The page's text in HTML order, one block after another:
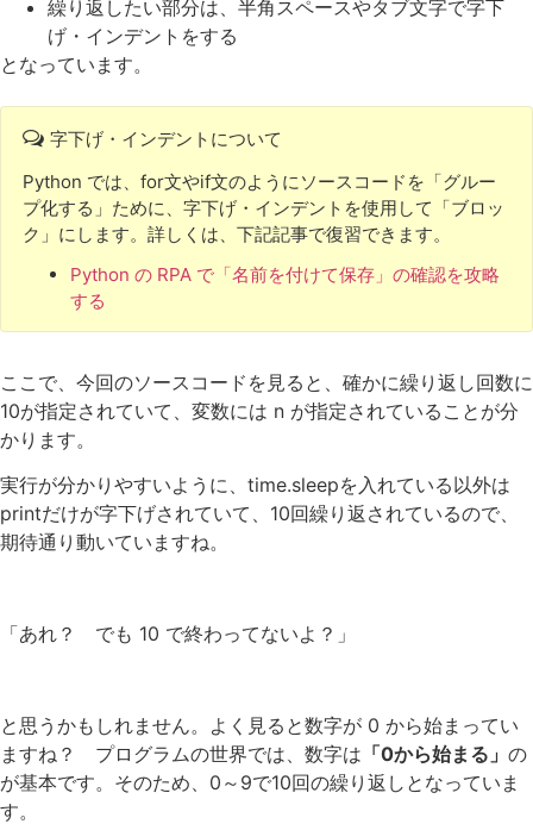
繰り返したい部分は、半角スペースやタブ文字で字下
げ・インデントをする
となっています。
字下げ・インデントについて
Python では、for文やif文のようにソースコードを「グルー
プ化する」ために、字下げ・インデントを使用して「ブロッ
ク」にします。詳しくは、下記記事で復習できます。
Python の RPA で「名前を付けて保存」の確認を攻略
する
ここで、今回のソースコードを見ると、確かに繰り返し回数に
10が指定されていて、変数には n が指定されていることが分
かります。
実行が分かりやすいように、time.sleepを入れている以外は
printだけが字下げされていて、10回繰り返されているので、
期待通り動いていますね。
「あれ？ でも 10 で終わってないよ？」
と思うかもしれません。よく見ると数字が 0 から始まってい
ますね？ プログラムの世界では、数字は 「0から始まる」 の
が基本です。そのため、0～9で10回の繰り返しとなっていま
す。